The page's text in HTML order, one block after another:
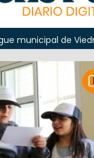
de Viedma
en Roca